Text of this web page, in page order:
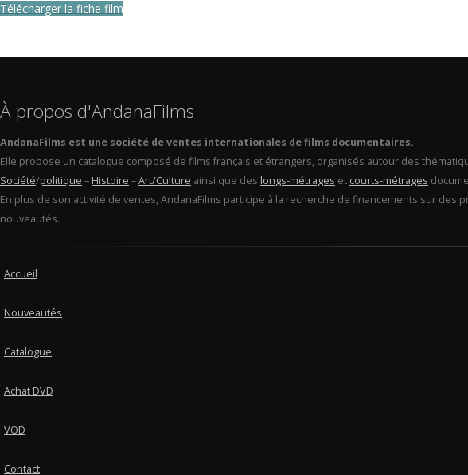
Télécharger la fiche film
À propos d'AndanaFilms
AndanaFilms est une société de ventes internationales de films documentaires.
Elle propose un catalogue composé de films français et étrangers, organisés autour des
Société/politique – Histoire –Art/Culture ainsi que des longs-métrages et courts-métrages
En plus de son activité de ventes, AndanaFilms participe à la recherche de financements sur
nouveautés.
Accueil
Nouveautés
Catalogue
Achat DVD
VOD
Contact